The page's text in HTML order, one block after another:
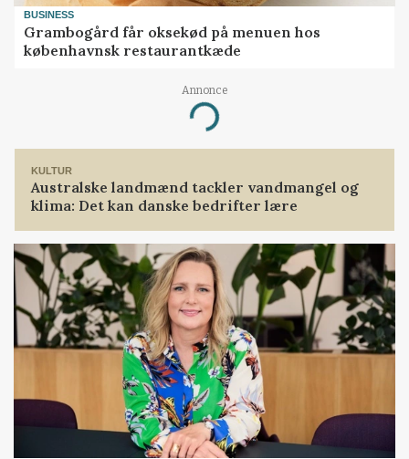
BUSINESS
Grambogård får oksekød på menuen hos
københavnsk restaurantkæde
Annonce
Loading...
KULTUR
Australske landmænd tackler vandmangel og
klima: Det kan danske bedrifter lære